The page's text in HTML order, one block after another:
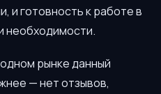
и готовность к работе в
необходимости.
рынке данный
— нет отзывов,